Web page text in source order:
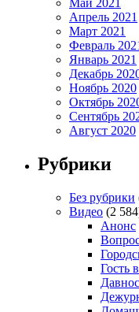
Май 2021
Апрель 2021
Март 2021
Февраль
Январь 2021
Декабрь
Ноябрь 2020
Октябрь
Сентябрь
Август 2020
Рубрики
Без рубрики
Видео (2
Анонс
Гость